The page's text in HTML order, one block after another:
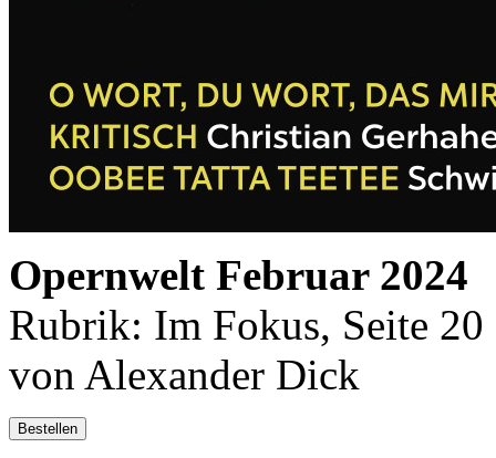
Opernwelt Februar 2024
Rubrik: Im Fokus, Seite 20
von Alexander Dick
Bestellen